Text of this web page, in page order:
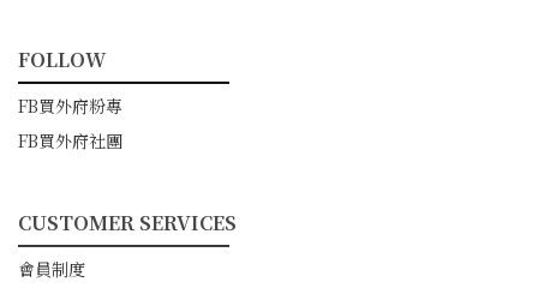
FOLLOW
━━━━━━━━━━━
FB買外府粉專
FB買外府社團
CUSTOMER SERVICES
━━━━━━━━━━━
會員制度